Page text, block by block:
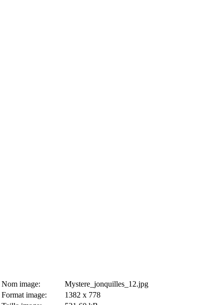
Nom image:
Mystere_jonquilles_12.jpg
Format image:
1382 x 778